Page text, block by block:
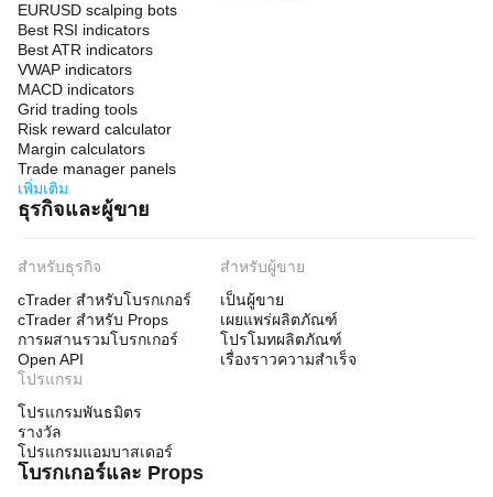
ประเภท
คำสั่งที่
รองรับ
Limit
จำนวน
สูงสุด
(ล็อต)
1
การ
ควบคุม
เสี่ยงที่
Stop Loss
Take Profit
ขีดจำกัด Drawdown สูงสุด
EURUSD scalping bots
Best RSI indicators
Best ATR indicators
VWAP indicators
MACD indicators
Grid trading tools
Risk reward calculator
Margin calculators
Trade manager panels
เพิ่มเติม
ธุรกิจและผู้ขาย
สำหรับธุรกิจ
cTrader สำหรับโบรกเกอร์
cTrader สำหรับ Props
การผสานรวมโบรกเกอร์
Open API
สำหรับผู้ขาย
เป็นผู้ขาย
เผยแพร่ผลิตภัณฑ์
โปรโมทผลิตภัณฑ์
เรื่องราวความสำเร็จ
โปรแกรม
โปรแกรมพันธมิตร
รางวัล
โปรแกรมแอมบาสเดอร์
โบรกเกอร์และ Props